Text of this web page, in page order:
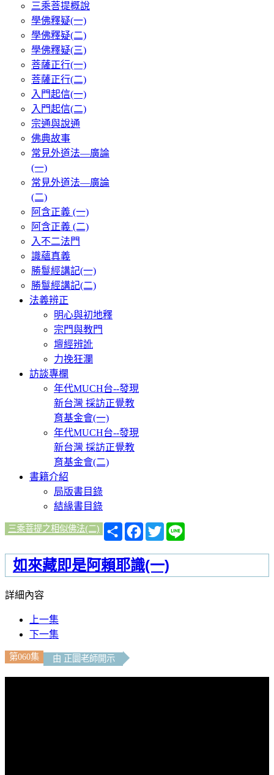
三乘菩提概說
學佛釋疑(一)
學佛釋疑(二)
學佛釋疑(三)
菩薩正行(一)
菩薩正行(二)
入門起信(一)
入門起信(二)
宗通與說通
佛典故事
常見外道法—廣論
(一)
常見外道法—廣論
(二)
阿含正義 (一)
阿含正義 (二)
入不二法門
識蘊真義
勝鬘經講記(一)
勝鬘經講記(二)
法義辨正
明心與初地釋
宗門與教門
壇經辨訛
力挽狂瀾
訪談專欄
年代MUCH台--發現
新台灣 採訪正覺教
育基金會(一)
年代MUCH台--發現
新台灣 採訪正覺教
育基金會(二)
書籍介紹
局版書目錄
結緣書目錄
三乘菩提之相似佛法(二)
分
享
Facebook
Twitter
如來藏即是阿賴耶識(一)
詳細內容
上一集
下一集
第060集 由 正圜老師開示